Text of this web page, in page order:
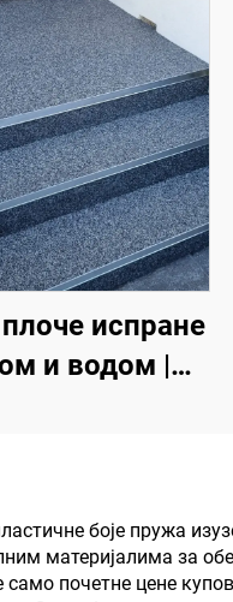
испране
и водом |
и
објекте
боје пружа
материјалима за
само почетне цене